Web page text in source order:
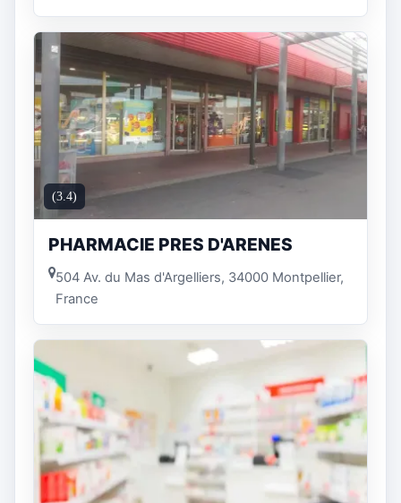
(3.4)
PHARMACIE PRES D'ARENES
504 Av. du Mas d'Argelliers, 34000 Montpellier,
France